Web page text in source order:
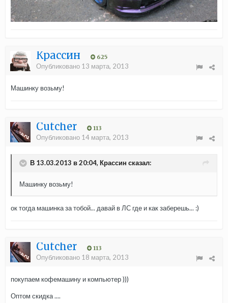
Крассин 625
Опубликовано 13 марта, 2013
Машинку возьму!
Cutcher 113
Опубликовано 14 марта, 2013
В 13.03.2013 в 20:04, Крассин сказал:
Машинку возьму!
ок тогда машинка за тобой... давай в ЛС где и как заберешь... :)
Cutcher 113
Опубликовано 18 марта, 2013
покупаем кофемашину и компьютер )))
Оптом скидка ....